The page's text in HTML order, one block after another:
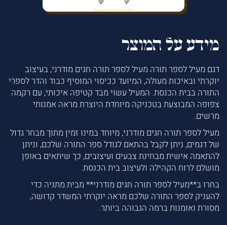
מידע על המוצר
דגם מעיל לספר תורה מעיל לספר תורה חגים מודרני, בעיצוב
יוקרתי ובאיכות מעולה, המיועד ככיסוי המוסיף כבוד והדר לספרי
התורה בבית הכנסת. המעיל עשוי מבד קטיפה איכותי, עם רקמה
צפופה המבוצעת בטכניקה מיוחדת היוצרת מראה אמנותי
מרשים.
מעיל לספר תורה חגים מודרני, מיוחד במינו זמין מתוך מבחר גדול
של דגמים, ניתן לקבל בהתאם לגודל ספר התורה שלכם, וניתן
להתאמה אישית מבחינת צבעים ועיצובים, כך שיתאים באופן
מושלם לרוח הקהילה ולעיצוב בית הכנסת.
בחרו ב**מעיל לספר תורה חגים מודרני** מבית מתניה כדי
להעניק לספר התורה שלכם מראה יוקרתי המשדר קדושה,
מסורת ואומנות ברמה הגבוהה ביותר.